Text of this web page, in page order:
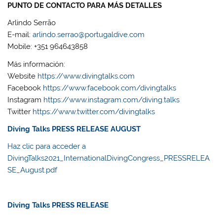
PUNTO DE CONTACTO PARA MÁS DETALLES
Arlindo Serrão
E-mail:arlindo.serrao@portugaldive.com
Mobile: +351 964643858
Más información:
Website https://www.divingtalks.com
Facebook https://www.facebook.com/divingtalks
Instagram https://www.instagram.com/diving.talks
Twitter https://www.twitter.com/divingtalks
Diving Talks PRESS RELEASE AUGUST
Haz clic para acceder a
DivingTalks2021_InternationalDivingCongress_PRESSRELEA
SE_August.pdf
Diving Talks PRESS RELEASE